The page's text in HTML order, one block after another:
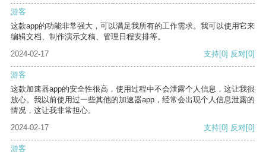
游客
这款app的功能非常强大，可以满足我所有的工作需求。我可以使用它来
编辑文档、制作演示文稿、管理日程安排等。
2024-02-17
支持[0] 反对[0]
游客
这款加速器app的安全性很高，使用过程中不会泄露个人信息，这让我很
放心。我以前使用过一些其他的加速器app，经常会出现个人信息泄露的
情况，这让我非常担心。
2024-02-17
支持[0] 反对[0]
游客